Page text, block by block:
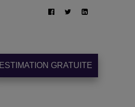
ESTIMATION GRATUITE